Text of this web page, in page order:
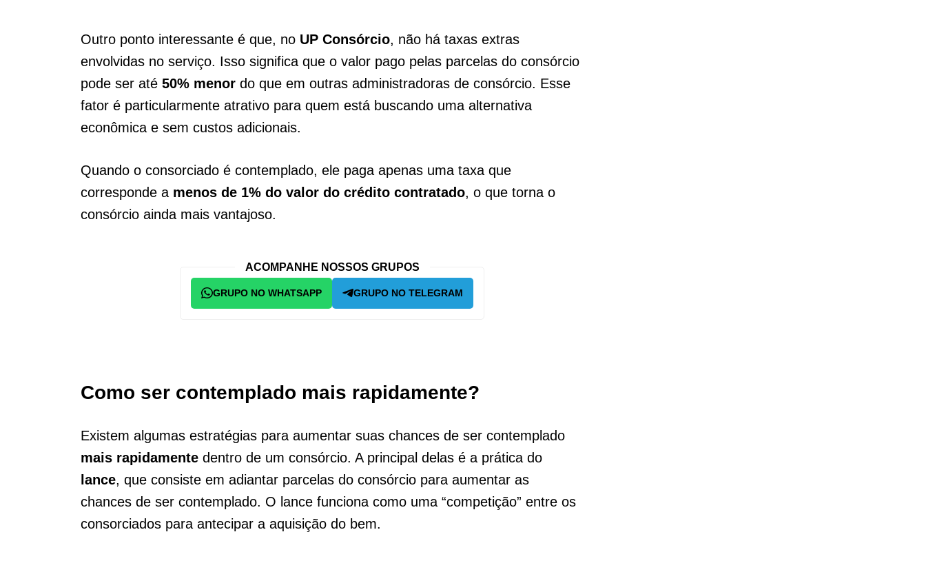
Outro ponto interessante é que, no UP Consórcio, não há taxas extras
envolvidas no serviço. Isso significa que o valor pago pelas parcelas do consórcio
pode ser até 50% menor do que em outras administradoras de consórcio. Esse
fator é particularmente atrativo para quem está buscando uma alternativa
econômica e sem custos adicionais.
Quando o consorciado é contemplado, ele paga apenas uma taxa que
corresponde a menos de 1% do valor do crédito contratado, o que torna o
consórcio ainda mais vantajoso.
ACOMPANHE NOSSOS GRUPOS
GRUPO NO WHATSAPP GRUPO NO TELEGRAM
Como ser contemplado mais rapidamente?
Existem algumas estratégias para aumentar suas chances de ser contemplado
mais rapidamente dentro de um consórcio. A principal delas é a prática do
lance, que consiste em adiantar parcelas do consórcio para aumentar as
chances de ser contemplado. O lance funciona como uma “competição” entre os
consorciados para antecipar a aquisição do bem.